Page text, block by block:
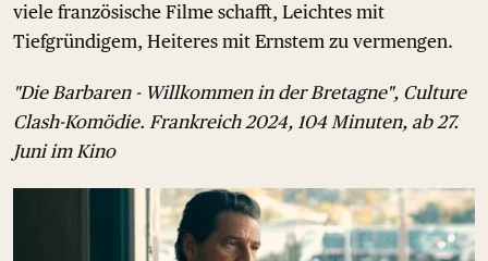
viele französische Filme schafft, Leichtes mit
Tiefgründigem, Heiteres mit Ernstem zu vermengen.
"Die Barbaren - Willkommen in der Bretagne", Culture
Clash-Komödie. Frankreich 2024, 104 Minuten, ab 27.
Juni im Kino